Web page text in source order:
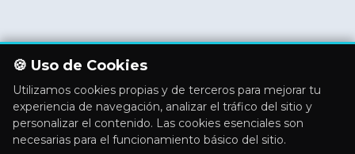
🍪 Uso de Cookies
Utilizamos cookies propias y de terceros para mejorar tu
experiencia de navegación, analizar el tráfico del sitio y
personalizar el contenido. Las cookies esenciales son
necesarias para el funcionamiento básico del sitio.